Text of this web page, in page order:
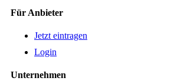
Für Anbieter
Jetzt eintragen
Login
Unternehmen